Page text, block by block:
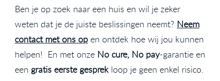
Ben je op zoek naar een huis en wil je zeker
weten dat je de juiste beslissingen neemt? Neem
contact met ons op en ontdek hoe wij jou kunnen
helpen! En met onze No cure, No pay-garantie en
een gratis eerste gesprekloop je geen enkel risico.